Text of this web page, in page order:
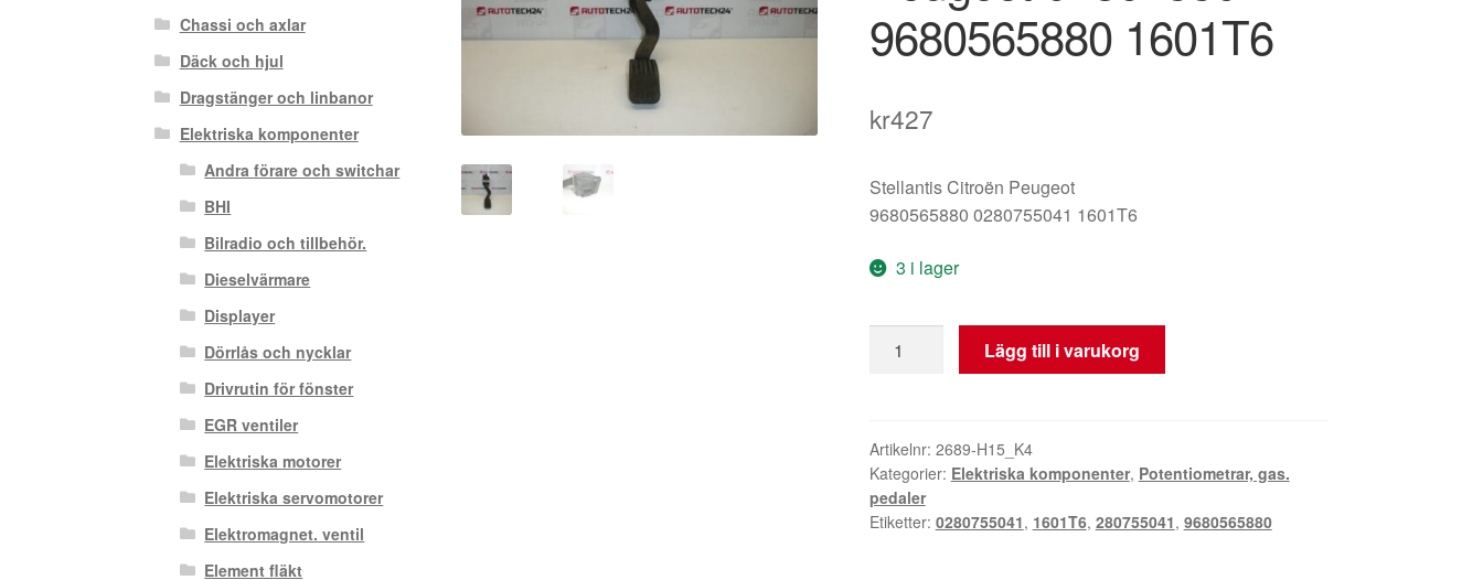
9680565880 1601T6
kr427
Stellantis Citroën Peugeot
9680565880 0280755041 1601T6
3 i lager
Citroën
9680565880
1601T6
mängd
Lägg till i varukorg
Artikelnr: 2689-H15_K4
Kategorier: Elektriska komponenter, Potentiometrar, gas.
pedaler
Etiketter: 0280755041, 1601T6, 280755041, 9680565880
Chassi och axlar
Däck och hjul
Dragstänger och linbanor
Elektriska komponenter
Andra förare och switchar
BHI
Bilradio och tillbehör.
Dieselvärmare
Displayer
Dörrlås och nycklar
Drivrutin för fönster
EGR ventiler
Elektriska motorer
Elektriska servomotorer
Elektromagnet. ventil
Element fläkt